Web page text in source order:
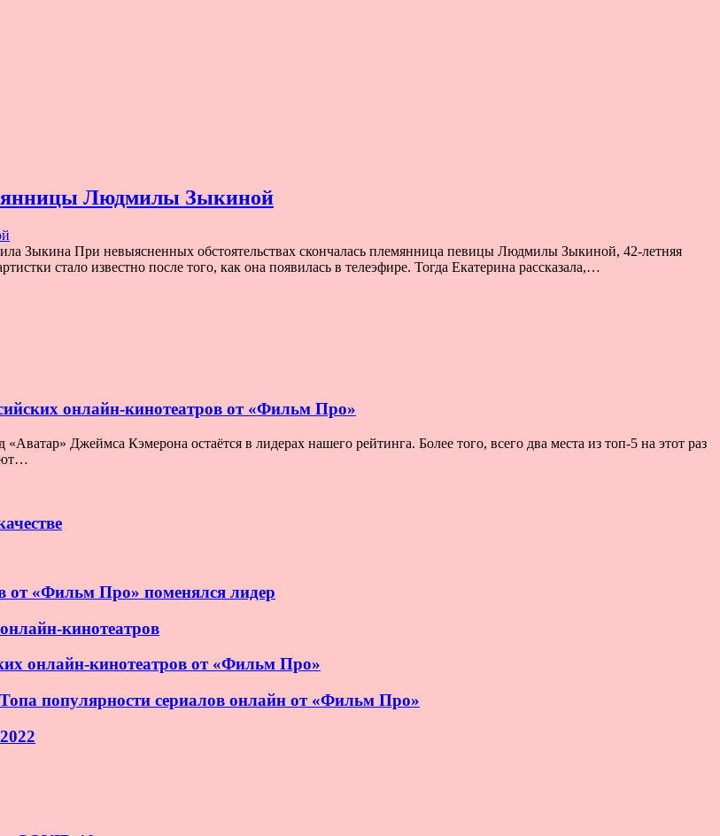
Людмилы Зыкиной
Зыкина При невыясненных обстоятельствах скончалась племянница певицы Людмилы Зыкиной, 42-летняя
стало известно после того, как она появилась в телеэфире. Тогда Екатерина рассказала,…
онлайн-кинотеатров от «Фильм Про»
Джеймса Кэмерона остаётся в лидерах нашего рейтинга. Более того, всего два места из топ-5 на этот раз
от «Фильм Про» поменялся лидер
кинотеатров
онлайн-кинотеатров от «Фильм Про»
популярности сериалов онлайн от «Фильм Про»